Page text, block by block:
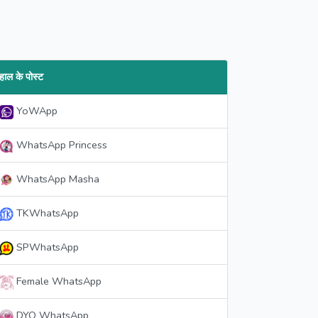
के पोस्ट
YoWApp
WhatsApp Princess
WhatsApp Masha
TKWhatsApp
SPWhatsApp
Female WhatsApp
DYO WhatsApp